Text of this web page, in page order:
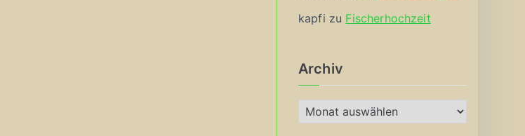
kapfi zu Fischerhochzeit
Archiv
r